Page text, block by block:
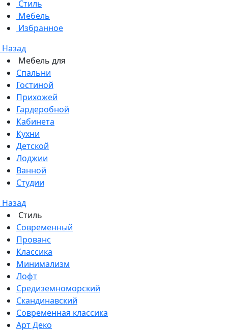
Стиль
Мебель
Избранное
Назад
Мебель для
Спальни
Гостиной
Прихожей
Гардеробной
Кабинета
Кухни
Детской
Лоджии
Ванной
Студии
Назад
Стиль
Современный
Прованс
Классика
Минимализм
Лофт
Средиземноморский
Скандинавский
Современная классика
Арт Деко